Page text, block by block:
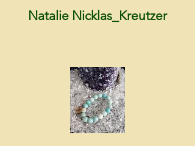
Natalie Nicklas_Kreutzer